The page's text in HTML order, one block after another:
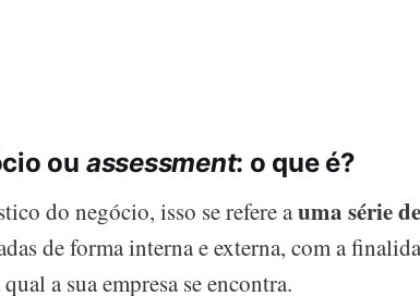
ou assessment: o que é?
do negócio, isso se refere auma série
de forma interna e externa, com a
a sua empresa se encontra.